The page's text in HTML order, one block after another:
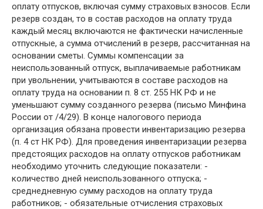
оплату отпусков, включая сумму страховых взносов. Если
резерв создан, то в состав расходов на оплату труда
каждый месяц включаются не фактически начисленные
отпускные, а сумма отчислений в резерв, рассчитанная на
основании сметы. Суммы компенсации за
неиспользованный отпуск, выплачиваемые работникам
при увольнении, учитываются в составе расходов на
оплату труда на основании п. 8 ст. 255 НК РФ и не
уменьшают сумму созданного резерва (письмо Минфина
России от /4/29). В конце налогового периода
организация обязана провести инвентаризацию резерва
(п. 4 ст НК РФ). Для проведения инвентаризации резерва
предстоящих расходов на оплату отпусков работникам
необходимо уточнить следующие показатели: -
количество дней неиспользованного отпуска; -
среднедневную сумму расходов на оплату труда
работников; - обязательные отчисления страховых